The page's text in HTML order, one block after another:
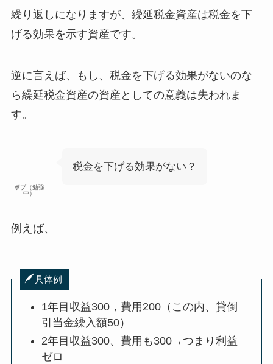
繰り返しになりますが、 繰延税金資産は税金を下
げる効果を示す資産です。
逆に言えば、
もし、税金を下げる効果がないのな
ら繰延税金資産の資産としての意義は失われま
す。
ボブ（勉強
中）
税金を下げる効果がない？
例えば、
具体例
1年目収益300，費用200（この内、貸倒
引当金繰入額50）
2年目収益300、費用も300→つまり利益
ゼロ